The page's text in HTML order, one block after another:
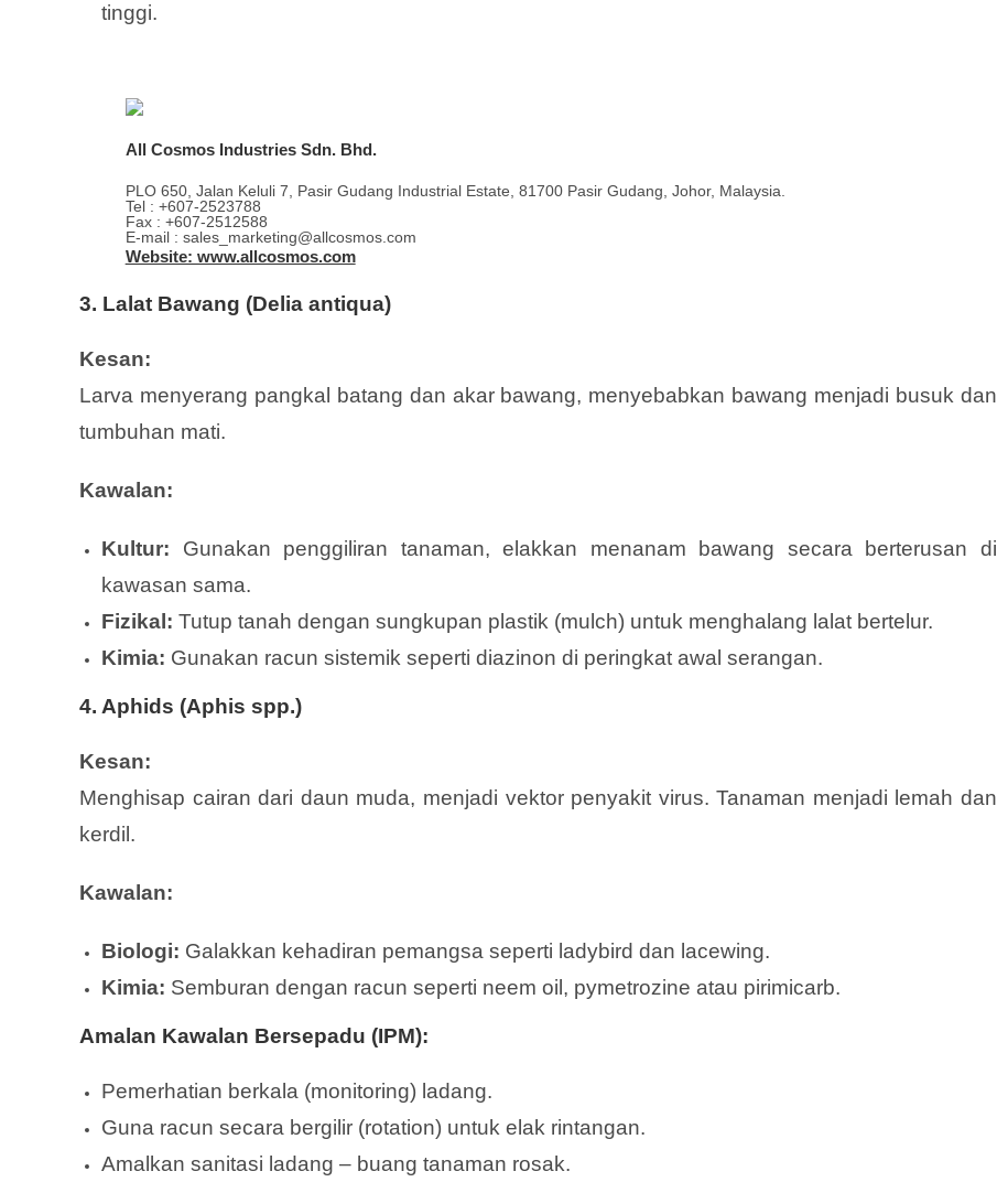
tinggi.
All Cosmos Industries Sdn. Bhd.
PLO 650, Jalan Keluli 7, Pasir Gudang Industrial Estate, 81700 Pasir Gudang, Johor, Malaysia.
Tel : +607-2523788
Fax : +607-2512588
E-mail : sales_marketing@allcosmos.com
Website: www.allcosmos.com
3. Lalat Bawang (Delia antiqua)
Kesan:
Larva menyerang pangkal batang dan akar bawang, menyebabkan bawang menjadi busuk dan
tumbuhan mati.
Kawalan:
Kultur: Gunakan penggiliran tanaman, elakkan menanam bawang secara berterusan di
kawasan sama.
Fizikal: Tutup tanah dengan sungkupan plastik (mulch) untuk menghalang lalat bertelur.
Kimia: Gunakan racun sistemik seperti diazinon di peringkat awal serangan.
4. Aphids (Aphis spp.)
Kesan:
Menghisap cairan dari daun muda, menjadi vektor penyakit virus. Tanaman menjadi lemah dan
kerdil.
Kawalan:
Biologi: Galakkan kehadiran pemangsa seperti ladybird dan lacewing.
Kimia: Semburan dengan racun seperti neem oil, pymetrozine atau pirimicarb.
Amalan Kawalan Bersepadu (IPM):
Pemerhatian berkala (monitoring) ladang.
Guna racun secara bergilir (rotation) untuk elak rintangan.
Amalkan sanitasi ladang – buang tanaman rosak.